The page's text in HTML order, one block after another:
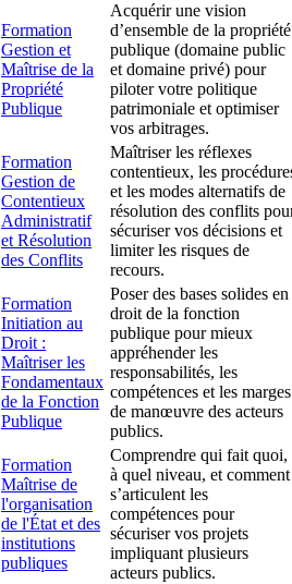
Formation
Gestion et
Maîtrise de la
Propriété
Publique
Acquérir une vision
d’ensemble de la propriété
publique (domaine public
et domaine privé) pour
piloter votre politique
patrimoniale et optimiser
vos arbitrages.
Formation
Gestion de
Contentieux
Administratif
et Résolution
des Conflits
Maîtriser les réflexes
contentieux, les
et les modes alternatifs de
résolution des conflits
sécuriser vos décisions et
limiter les risques de
recours.
Formation
Initiation au
Droit :
Maîtriser les
Fondamentaux
de la Fonction
Publique
Poser des bases solides en
droit de la fonction
publique pour mieux
appréhender les
responsabilités, les
compétences et les marges
de manœuvre des acteurs
publics.
Formation
Maîtrise de
l'organisation
de l'État et des
institutions
publiques
Comprendre qui fait quoi,
à quel niveau, et comment
s’articulent les
compétences pour
sécuriser vos projets
impliquant plusieurs
acteurs publics.